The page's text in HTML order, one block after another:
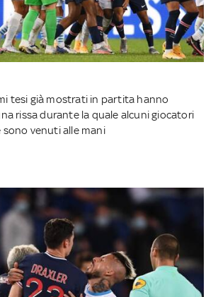
tesi già mostrati in partita hanno
rissa durante la quale alcuni giocatori
venuti alle mani